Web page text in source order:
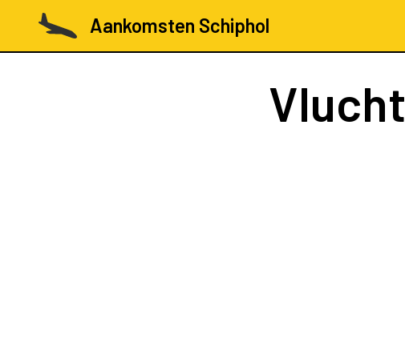
Aankomsten Schiphol
Vlucht